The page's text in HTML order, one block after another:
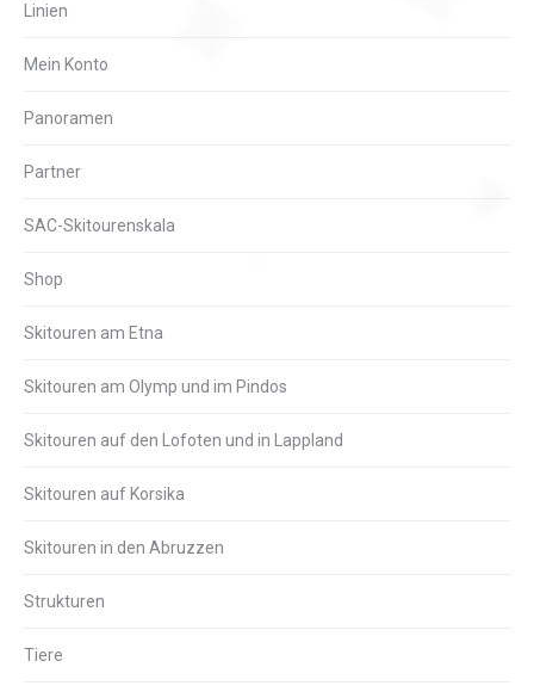
Linien
Mein Konto
Panoramen
Partner
SAC-Skitourenskala
Shop
Skitouren am Etna
Skitouren am Olymp und im Pindos
Skitouren auf den Lofoten und in Lappland
Skitouren auf Korsika
Skitouren in den Abruzzen
Strukturen
Tiere